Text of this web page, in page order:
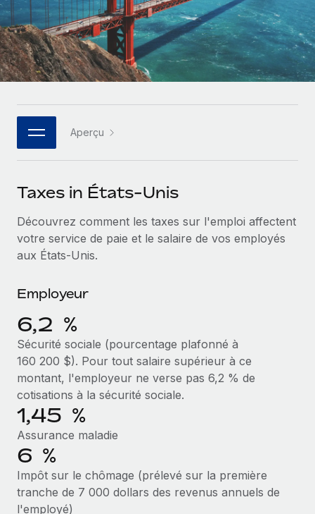
Intégration Remote
Intégrez vos RH aux flux de travail en toute simplicité
Plateforme
Des fonctions RH clés intégrées pour votre équipe
Connectez n'importe quel outil d’IA à Remote grâce à
notre MCP
Rationalisez vos processus avec des outils essentiels
SERVICES
Demandez aux experts
l’international et la conformité
Contrôles d’antécédents
Simplifiez vos processus de présélection des
candidats
Remote Watchtower
Gardez un temps d’avance sur les risques en
matière de conformité
Gestion des appareils
Achetez et suivez vos équipements informatiques
dans le monde entier
paie des entreprises en pleine croissance
Entreprises intermédiaires
Développez vos équipes avec des solutions RH sur
mesure
Entreprise
Les RH à l’international pour les grandes entreprises
Partenaires stratégiques de la tech
Devenir partenaire
Explorez avec nous vos opportunités de partenariat
Conseil en intégrations et automatisations assistées par
ÉTUDES DE CAS
Comment Weaviate, l'as de l'IA, a développé
ses effectifs de 120 % avec Remote
Weaviate en bref Weaviate crée des infrastructures open
source et AI-first. Sa mission est...
En savoir plus
APPRENDRE AVEC REMOTE
Recherche et guides
Études de cas
Checklists et modèles
Descriptions de postes
Salle de presse
Données sur les salaires et les talents
Centre de ressources
Obtenir de l’aide
Voir toutes les ressources
BLOG
Paie multipays
Gestion des freelances
Taxes
Español
Italiano
Português (Portugal)
日本語
한국어
Aperçu
Taxes in États-Unis
Découvrez comment les taxes sur l'emploi affectent
votre service de paie et le salaire de vos employés
aux États-Unis.
Employeur
6,2 %
Sécurité sociale (pourcentage plafonné à
160 200 $). Pour tout salaire supérieur à ce
montant, l'employeur ne verse pas 6,2 % de
cotisations à la sécurité sociale.
1,45 %
Assurance maladie
6 %
Impôt sur le chômage (prélevé sur la première
tranche de 7 000 dollars des revenus annuels de
l'employé)